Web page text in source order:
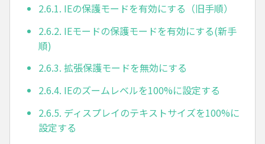
2.6.1. IEの保護モードを有効にする（旧手順）
2.6.2. IEモードの保護モードを有効にする(新手
順)
2.6.3. 拡張保護モードを無効にする
2.6.4. IEのズームレベルを100%に設定する
2.6.5. ディスプレイのテキストサイズを100%に
設定する